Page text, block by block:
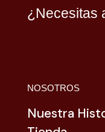
¿Necesitas
NOSOTROS
Nuestra